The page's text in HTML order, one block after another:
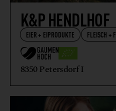
K&P HENDLHOF
EIER + EIPRODUKTE FLEISCH +
8350 Petersdorf I